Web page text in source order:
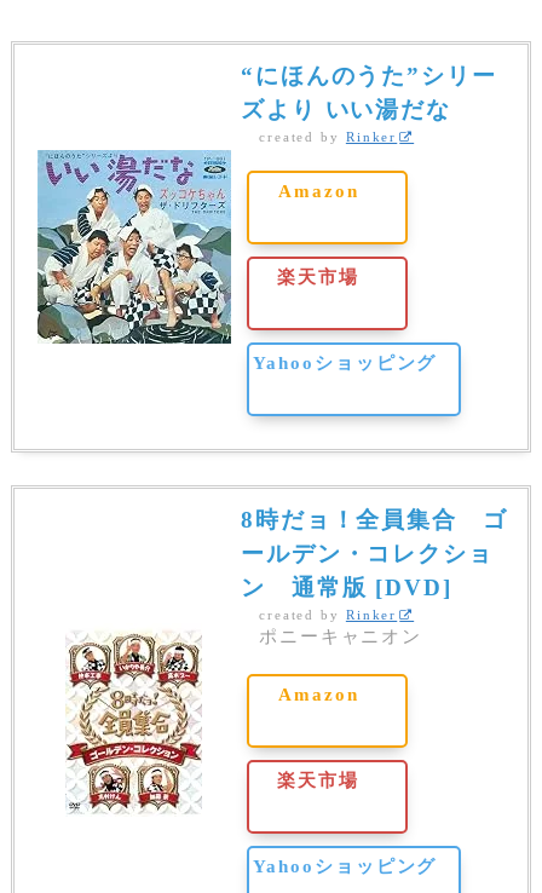
“にほんのうた”シリー
ズより いい湯だな
created by Rinker
Amazon
楽天市場
Yahooショッピング
8時だョ！全員集合 ゴ
ールデン・コレクショ
ン 通常版 [DVD]
created by Rinker
ポニーキャニオン
Amazon
楽天市場
Yahooショッピング